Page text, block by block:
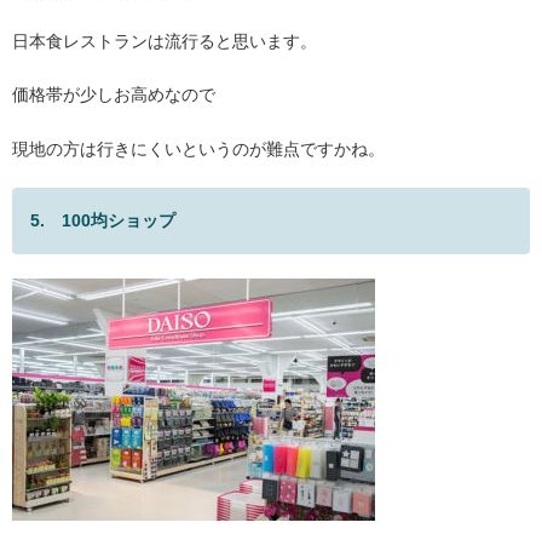
日本食レストランは流行ると思います。
価格帯が少しお高めなので
現地の方は行きにくいというのが難点ですかね。
5. 100均ショップ